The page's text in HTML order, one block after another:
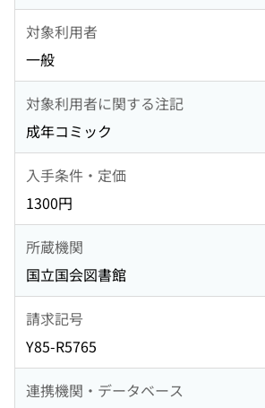
対象利用者
一般
対象利用者に関する注記
成年コミック
入手条件・定価
1300円
所蔵機関
国立国会図書館
請求記号
Y85-R5765
連携機関・データベース